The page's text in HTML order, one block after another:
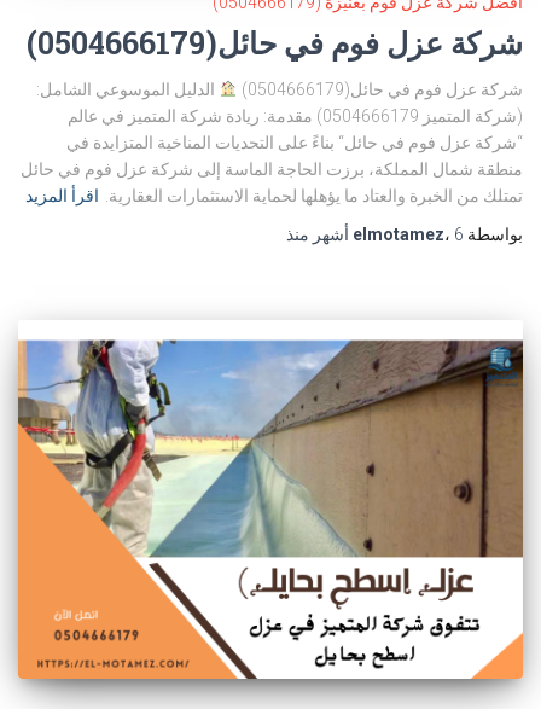
شركة عزل فوم في حائل(0504666179)
شركة عزل فوم في حائل(0504666179)
الدليل الموسوعي الشامل:
(شركة المتميز 0504666179) مقدمة: ريادة شركة المتميز في عالم
“شركة عزل فوم في حائل“ بناءً على التحديات المناخية المتزايدة في
منطقة شمال المملكة، برزت الحاجة الماسة إلى شركة عزل فوم في حائل
تمتلك من الخبرة والعتاد ما يؤهلها لحماية الاستثمارات العقارية.
اقرأ المزيد
بواسطة
elmotamez، 6 أشهر منذ